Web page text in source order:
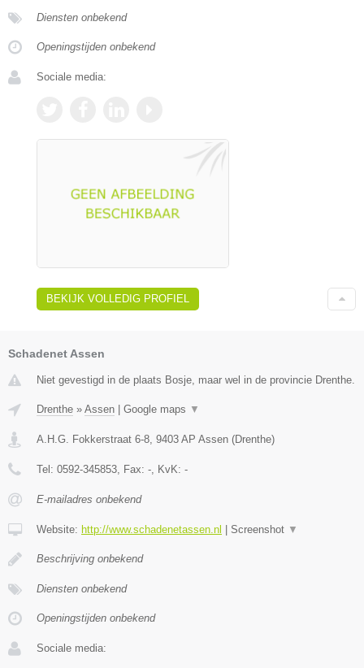
Diensten onbekend
Openingstijden onbekend
Sociale media:
BEKIJK VOLLEDIG PROFIEL
Schadenet Assen
Niet gevestigd in de plaats Bosje, maar wel in de provincie Drenthe.
Drenthe » Assen Google maps ▼
A.H.G. Fokkerstraat 6-8 9403 AP Assen (Drenthe)
Tel: 0592-345853 , Fax: - , KvK: -
E-mailadres onbekend
Website: http://www.schadenetassen.nl Screenshot ▼
Beschrijving onbekend
Diensten onbekend
Openingstijden onbekend
Sociale media: